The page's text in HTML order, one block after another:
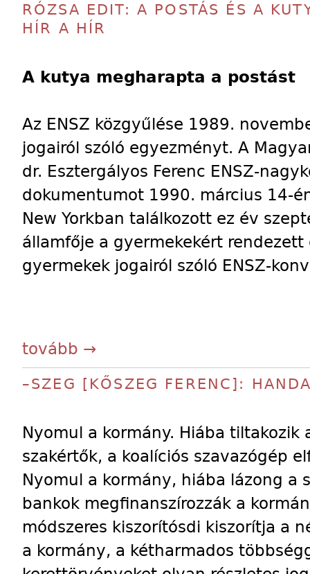
RÓZSA EDIT: A POSTÁS ÉS A
HÍR A HÍR
A kutya megharapta a postást
Az ENSZ közgyűlése 1989.
jogairól szóló egyezményt. A
dr. Esztergályos Ferenc ENSZ-
dokumentumot 1990. március 14-
New Yorkban találkozott ez év
államfője a gyermekekért
gyermekek jogairól szóló ENSZ-
tovább →
–SZEG [KŐSZEG FERENC]:
Nyomul a kormány. Hiába tiltakozik
szakértők, a koalíciós szavazógép
Nyomul a kormány, hiába lázong a
bankok megfinanszírozzák a
módszeres kiszorítósdi kiszorítja a
a kormány, a kétharmados